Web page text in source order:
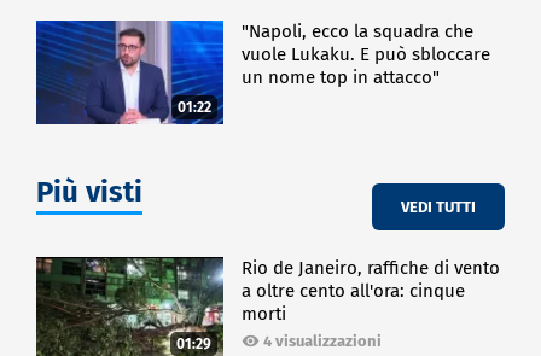
01:22
"Napoli, ecco la squadra che
vuole Lukaku. E può sbloccare
un nome top in attacco"
Più visti VEDI TUTTI
01:29
Rio de Janeiro, raffiche di vento
a oltre cento all'ora: cinque
morti
4 visualizzazioni